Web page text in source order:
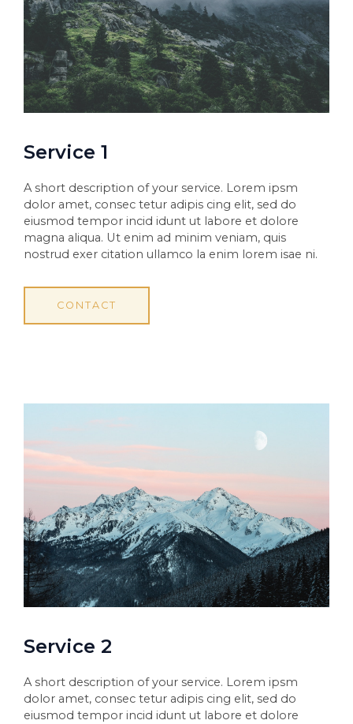
Service 1
A short description of your service. Lorem ipsm
dolor amet, consec tetur adipis cing elit, sed do
eiusmod tempor incid idunt ut labore et dolore
magna aliqua. Ut enim ad minim veniam, quis
nostrud exer citation ullamco la enim lorem isae ni.
CONTACT
Service 2
A short description of your service. Lorem ipsm
dolor amet, consec tetur adipis cing elit, sed do
eiusmod tempor incid idunt ut labore et dolore